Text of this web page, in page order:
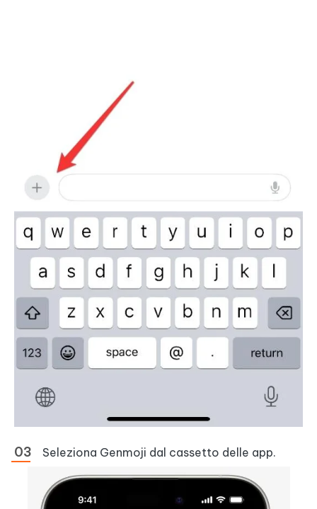
Seleziona Genmoji dal cassetto delle app.